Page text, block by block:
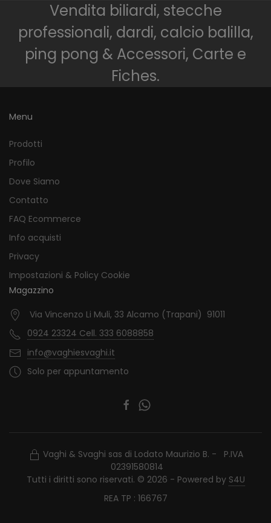
Vendita biliardi, stecche
professionali, dardi, calcio balilla,
ping pong & Accessori, Carte e
Fiches.
Menu
Prodotti
Profilo
Dove Siamo
Contatto
FAQ Ecommerce
Info acquisti
Privacy
Impostazioni & Policy Cookie
Magazzino
Via Vincenzo Li Muli, 33 Alcamo (Trapani) 91011
0924 23324 Cell. 333 6088858
info@vaghiesvaghi.it
Solo per appuntamento
Vaghi & Svaghi sas di Lodato Maurizio B. - P.IVA
02391580814
Tutti i diritti sono riservati. © 2026 - Powered by S4U
REA TP : 166767